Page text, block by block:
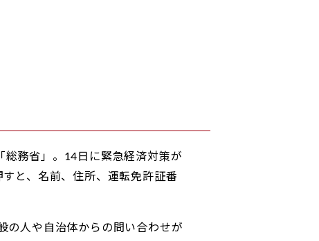
総務省」。14日に緊急経済対策が
と、名前、住所、運転免許証番
の人や自治体からの問い合わせが